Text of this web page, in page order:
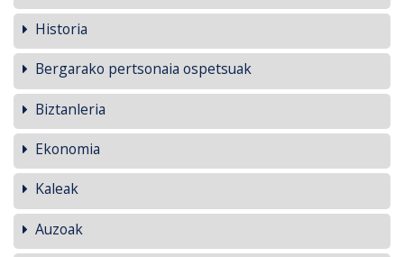
Historia
Bergarako pertsonaia ospetsuak
Biztanleria
Ekonomia
Kaleak
Auzoak